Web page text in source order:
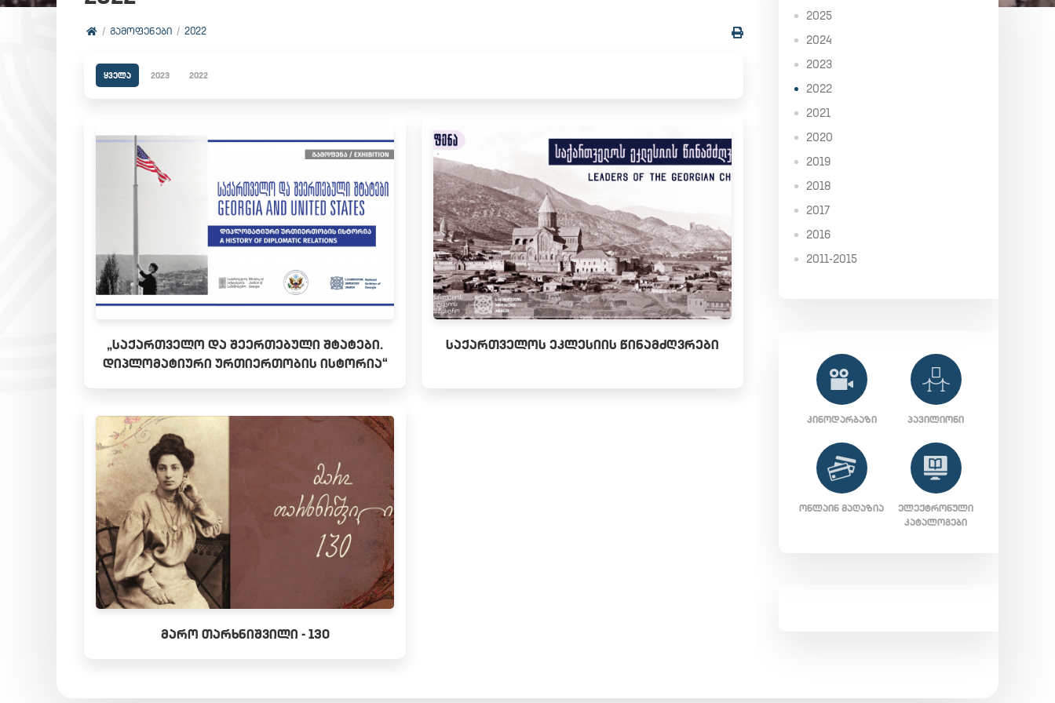
ᲒᲐᲛᲝᲤᲔᲜᲔᲑᲘ 2022
ყველა 2023 2022
„ᲡᲐᲥᲐᲠᲗᲕᲔᲚᲝ ᲓᲐ ᲨᲔᲔᲠᲗᲔᲑᲣᲚᲘ ᲨᲢᲐᲢᲔᲑᲘ.
ᲓᲘᲞᲚᲝᲛᲐᲢᲘᲣᲠᲘ ᲣᲠᲗᲘᲔᲠᲗᲝᲑᲘᲡ ᲘᲡᲢᲝᲠᲘᲐ“
ᲡᲐᲥᲐᲠᲗᲕᲔᲚᲝᲡ ᲔᲙᲚᲔᲡᲘᲘᲡ ᲬᲘᲜᲐᲛᲫᲦᲕᲠᲔᲑᲘ
ᲛᲐᲠᲝ ᲗᲐᲠᲮᲜᲘᲨᲕᲘᲚᲘ - 130
2025
2024
2023
2022
2021
2020
2019
2018
2017
2016
2011-2015
ᲙᲘᲜᲝᲓᲐᲠᲑᲐᲖᲘ ᲞᲐᲕᲘᲚᲘᲝᲜᲘ
ᲝᲜᲚᲐᲘᲜ ᲛᲐᲦᲐᲖᲘᲐ
ᲔᲚᲔᲥᲢᲠᲝᲜᲣᲚᲘ
ᲙᲐᲢᲐᲚᲝᲒᲔᲑᲘ